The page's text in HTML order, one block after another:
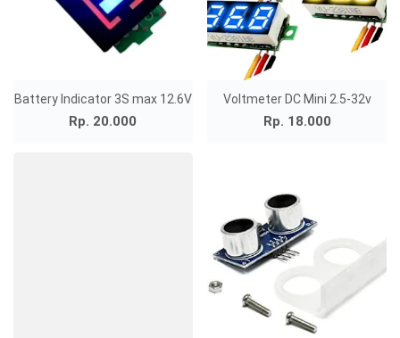
Battery Indicator 3S max 12.6V
Rp. 20.000
Voltmeter DC Mini 2.5-32v
Rp. 18.000